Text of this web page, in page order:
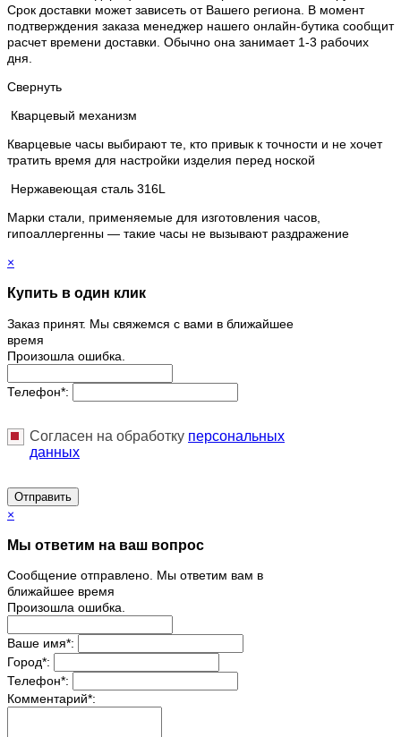
Срок доставки может зависеть от Вашего региона. В момент
подтверждения заказа менеджер нашего онлайн-бутика сообщит
расчет времени доставки. Обычно она занимает 1-3 рабочих
дня.
Свернуть
Кварцевый механизм
Кварцевые часы выбирают те, кто привык к точности и не хочет
тратить время для настройки изделия перед ноской
Нержавеющая сталь 316L
Марки стали, применяемые для изготовления часов,
гипоаллергенны — такие часы не вызывают раздражение
×
Купить в один клик
Заказ принят. Мы свяжемся с вами в ближайшее
время
Произошла ошибка.
Телефон*:
Согласен на обработку персональныx
данных
Отправить
×
Мы ответим на ваш вопрос
Сообщение отправлено. Мы ответим вам в
ближайшее время
Произошла ошибка.
Ваше имя*:
Город*:
Телефон*:
Комментарий*: